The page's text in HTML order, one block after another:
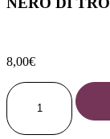
8,00€
NERO
DI
TROIA
MARCHESANA